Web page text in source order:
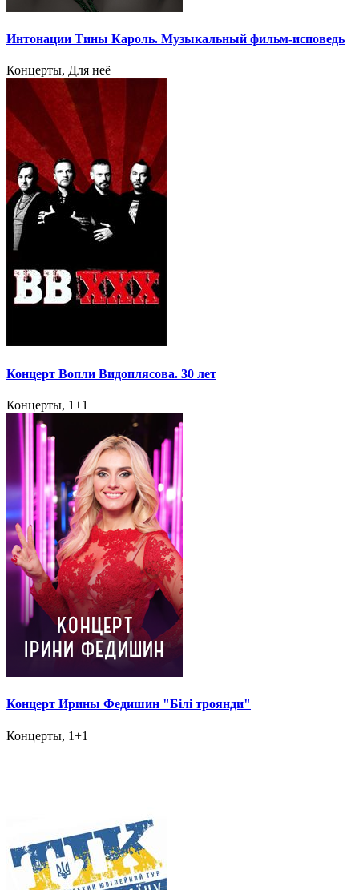
Интонации Тины Кароль. Музыкальный фильм-исповедь
Концерты, Для неё
Концерт Вопли Видоплясова. 30 лет
Концерты, 1+1
Концерт Ирины Федишин "Білі троянди"
Концерты, 1+1